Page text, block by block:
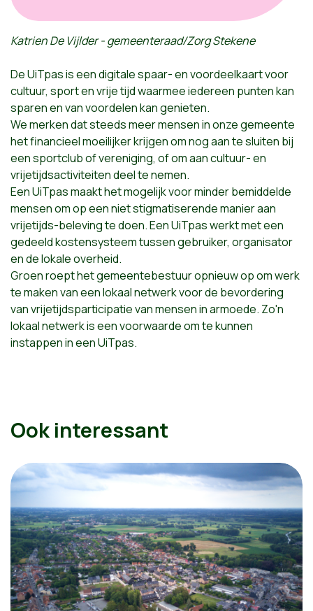
Katrien De Vijlder - gemeenteraad/Zorg Stekene
De UiTpas is een digitale spaar- en voordeelkaart voor
cultuur, sport en vrije tijd waarmee iedereen punten kan
sparen en van voordelen kan genieten.
We merken dat steeds meer mensen in onze gemeente
het financieel moeilijker krijgen om nog aan te sluiten bij
een sportclub of vereniging, of om aan cultuur- en
vrijetijdsactiviteiten deel te nemen.
Een UiTpas maakt het mogelijk voor minder bemiddelde
mensen om op een niet stigmatiserende manier aan
vrijetijds-beleving te doen. Een UiTpas werkt met een
gedeeld kostensysteem tussen gebruiker, organisator
en de lokale overheid.
Groen roept het gemeentebestuur opnieuw op om werk
te maken van een lokaal netwerk voor de bevordering
van vrijetijdsparticipatie van mensen in armoede. Zo'n
lokaal netwerk is een voorwaarde om te kunnen
instappen in een UiTpas.
Ook interessant